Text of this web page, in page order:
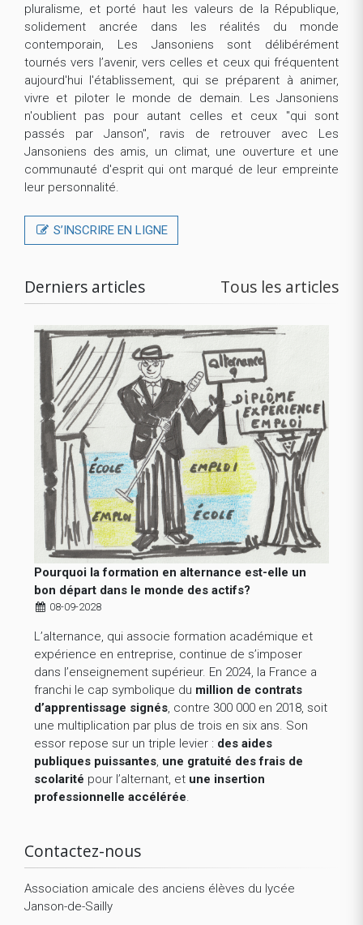
pluralisme, et porté haut les valeurs de la République,
solidement ancrée dans les réalités du monde
contemporain, Les Jansoniens sont délibérément
tournés vers l’avenir, vers celles et ceux qui fréquentent
aujourd'hui l'établissement, qui se préparent à animer,
vivre et piloter le monde de demain. Les Jansoniens
n'oublient pas pour autant celles et ceux "qui sont
passés par Janson", ravis de retrouver avec Les
Jansoniens des amis, un climat, une ouverture et une
communauté d'esprit qui ont marqué de leur empreinte
leur personnalité.
S’INSCRIRE EN LIGNE
Derniers articles Tous les articles
Pourquoi la formation en alternance est-elle un
bon départ dans le monde des actifs?
08-09-2028
L’alternance, qui associe formation académique et
expérience en entreprise, continue de s’imposer
dans l’enseignement supérieur. En 2024, la France a
franchi le cap symbolique du million de contrats
d’apprentissage signés, contre 300 000 en 2018, soit
une multiplication par plus de trois en six ans. Son
essor repose sur un triple levier : des aides
publiques puissantes, une gratuité des frais de
scolarité pour l’alternant, et une insertion
professionnelle accélérée.
Contactez-nous
Association amicale des anciens élèves du lycée
Janson-de-Sailly